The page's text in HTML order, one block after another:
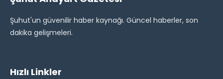
Şuhut'un güvenilir haber kaynağı. Güncel haberler, son
dakika gelişmeleri.
Hızlı Linkler